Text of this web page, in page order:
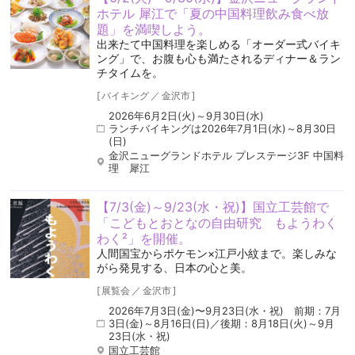
ホテル 犀江で「夏の中国料理飲み食べ放
題」を満喫しよう。
出来たて中国料理を楽しめる「オーダー式バイキ
ング」で、お腹も心も満たされるディナー＆ラン
チタイムを。
[バイキング ／ 金沢市]
2026年6月2日(火)～9月30日(水)
ランチバイキングは2026年7月1日(水)～8月30日
(日)
金沢ニューグランドホテル プレステージ3F 中国料
理 犀江
【7/3(金)～9/23(水・祝)】国立工芸館で
「こどもとおとなの自由研究 もようわく
わく²」を開催。
人間国宝からポケモン×江戸小紋まで。楽しみな
がら発見する、日本の心と美。
[ 展覧会 ／ 金沢市]
2026年7月3日(金)〜9月23日(水・祝) 前期：7月
3日(金)～8月16日(日)／後期：8月18日(火)～9月
23日(水・祝)
国立工芸館